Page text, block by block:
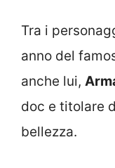
Tra i
anno del
anche lui,
doc e titolare
bellezza.